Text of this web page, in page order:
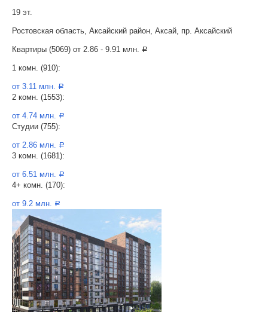
19 эт.
Ростовская область, Аксайский район, Аксай, пр. Аксайский
Квартиры (5069) от 2.86 - 9.91 млн. a
1 комн. (910):
от 3.11 млн. a
2 комн. (1553):
от 4.74 млн. a
Студии (755):
от 2.86 млн. a
3 комн. (1681):
от 6.51 млн. a
4+ комн. (170):
от 9.2 млн. a